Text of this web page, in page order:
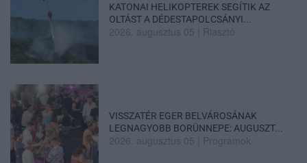
KATONAI HELIKOPTEREK SEGÍTIK AZ
OLTÁST A DÉDESTAPOLCSÁNYI...
2026. augusztus 05 Riasztó
VISSZATÉR EGER BELVÁROSÁNAK
LEGNAGYOBB BORÜNNEPE: AUGUSZT...
2026. augusztus 05 Programok